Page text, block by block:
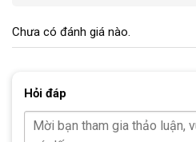
Chưa có đánh giá nào.
Hỏi đáp